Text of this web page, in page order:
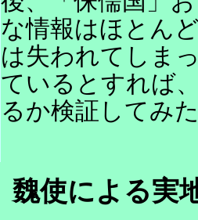
な情報はほとん
は失われてしま
ているとすれば
るか検証してみ
魏使による実